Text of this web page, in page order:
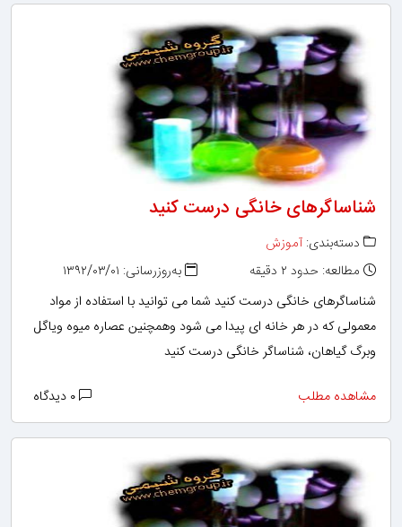
شناساگرهای خانگی درست کنید
دسته‌بندی: آموزش
مطالعه: حدود ۲ دقیقه
به‌روزرسانی: ۱۳۹۲/۰۳/۰۱
شناساگرهای خانگی درست کنید شما می توانید با استفاده از مواد
معمولی كه در هر خانه ای پیدا می شود وهمچنین عصاره میوه ویاگل
وبرگ گیاهان، شناساگر خانگی درست كنید
مشاهده مطلب